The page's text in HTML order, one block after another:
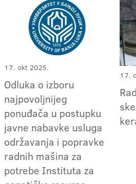
17. okt 2025.
Odluka o izboru
najpovoljnijeg
ponuđača u postupku
javne nabavke usluga
održavanja i popravke
radnih mašina za
potrebe Instituta za
17.